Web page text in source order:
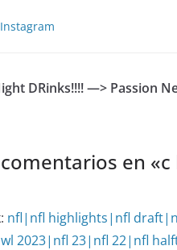
DRinks!!!! —> Passion
en «c
nfl|nfl highlights|nfl
2023|nfl 23|nfl 22|nfl